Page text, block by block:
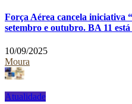
Força Aérea cancela iniciativa
setembro e outubro. BA 11
10/09/2025
Moura
Atualidade